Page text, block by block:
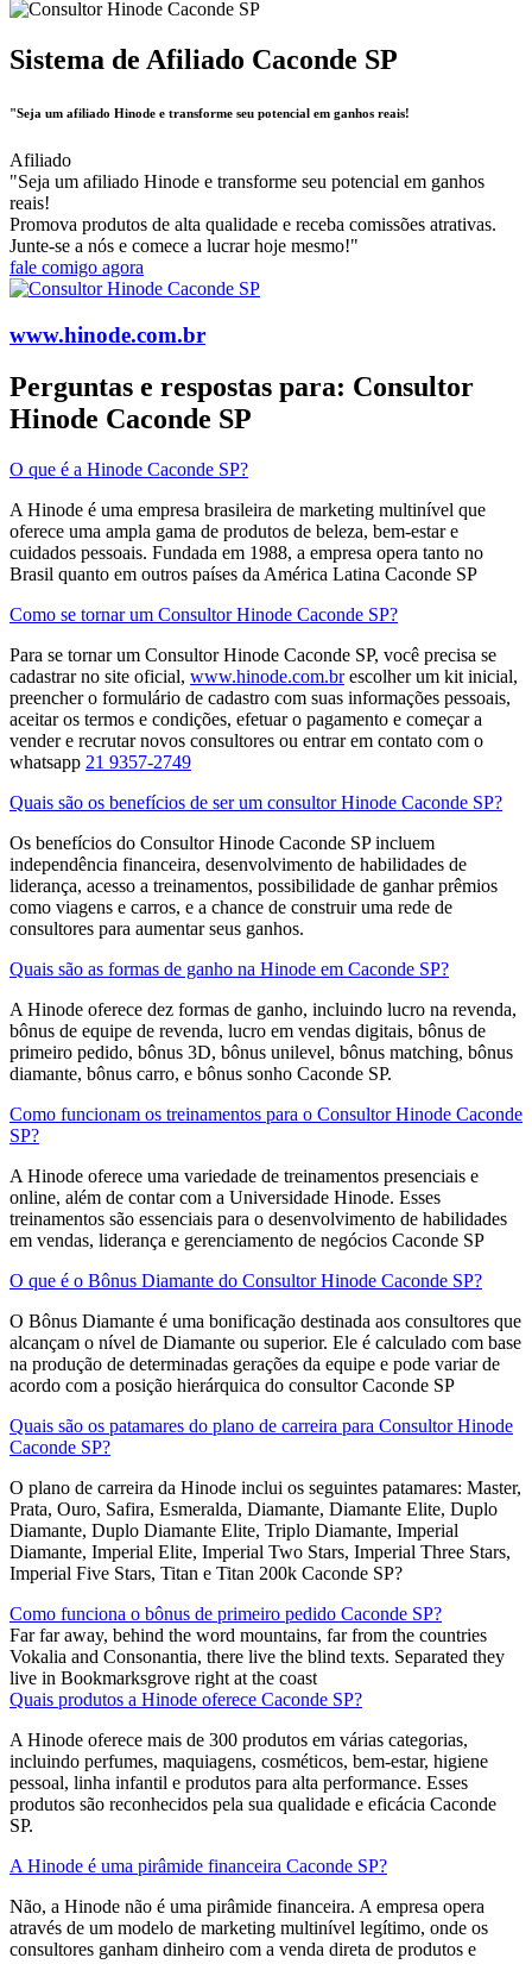
Sistema de Afiliado Caconde SP
"Seja um afiliado Hinode e transforme seu potencial em ganhos reais!
Afiliado
"Seja um afiliado Hinode e transforme seu potencial em ganhos
reais!
Promova produtos de alta qualidade e receba comissões atrativas.
Junte-se a nós e comece a lucrar hoje mesmo!"
fale comigo agora
www.hinode.com.br
Perguntas e respostas para: Consultor
Hinode Caconde SP
O que é a Hinode Caconde SP?
A Hinode é uma empresa brasileira de marketing multinível que
oferece uma ampla gama de produtos de beleza, bem-estar e
cuidados pessoais. Fundada em 1988, a empresa opera tanto no
Brasil quanto em outros países da América Latina​ Caconde SP
Como se tornar um Consultor Hinode Caconde SP?
Para se tornar um Consultor Hinode Caconde SP, você precisa se
cadastrar no site oficial, www.hinode.com.brescolher um kit inicial,
preencher o formulário de cadastro com suas informações pessoais,
aceitar os termos e condições, efetuar o pagamento e começar a
vender e recrutar novos consultores​ ou entrar em contato com o
whatsapp 21 9357-2749
Quais são os benefícios de ser um consultor Hinode Caconde SP?
Os benefícios do Consultor Hinode Caconde SP incluem
independência financeira, desenvolvimento de habilidades de
liderança, acesso a treinamentos, possibilidade de ganhar prêmios
como viagens e carros, e a chance de construir uma rede de
consultores para aumentar seus ganhos.
Quais são as formas de ganho na Hinode em Caconde SP?
A Hinode oferece dez formas de ganho, incluindo lucro na revenda,
bônus de equipe de revenda, lucro em vendas digitais, bônus de
primeiro pedido, bônus 3D, bônus unilevel, bônus matching, bônus
diamante, bônus carro, e bônus sonho Caconde SP.
Como funcionam os treinamentos para o Consultor Hinode Caconde
SP?
A Hinode oferece uma variedade de treinamentos presenciais e
online, além de contar com a Universidade Hinode. Esses
treinamentos são essenciais para o desenvolvimento de habilidades
em vendas, liderança e gerenciamento de negócios Caconde SP
O que é o Bônus Diamante do Consultor Hinode Caconde SP?
O Bônus Diamante é uma bonificação destinada aos consultores que
alcançam o nível de Diamante ou superior. Ele é calculado com base
na produção de determinadas gerações da equipe e pode variar de
acordo com a posição hierárquica do consultor Caconde SP
Quais são os patamares do plano de carreira para Consultor Hinode
Caconde SP?
O plano de carreira da Hinode inclui os seguintes patamares: Master,
Prata, Ouro, Safira, Esmeralda, Diamante, Diamante Elite, Duplo
Diamante, Duplo Diamante Elite, Triplo Diamante, Imperial
Diamante, Imperial Elite, Imperial Two Stars, Imperial Three Stars,
Imperial Five Stars, Titan e Titan 200k Caconde SP?
Como funciona o bônus de primeiro pedido Caconde SP?
Far far away, behind the word mountains, far from the countries
Vokalia and Consonantia, there live the blind texts. Separated they
live in Bookmarksgrove right at the coast
Quais produtos a Hinode oferece Caconde SP?
A Hinode oferece mais de 300 produtos em várias categorias,
incluindo perfumes, maquiagens, cosméticos, bem-estar, higiene
pessoal, linha infantil e produtos para alta performance. Esses
produtos são reconhecidos pela sua qualidade e eficácia Caconde
SP.
A Hinode é uma pirâmide financeira Caconde SP?
Não, a Hinode não é uma pirâmide financeira. A empresa opera
através de um modelo de marketing multinível legítimo, onde os
consultores ganham dinheiro com a venda direta de produtos e